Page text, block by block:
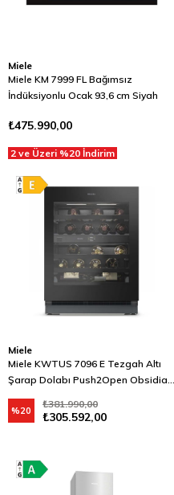
Miele
Miele KM 7999 FL Bağımsız
İndüksiyonlu Ocak 93,6 cm Siyah
₺475.990,00
2 ve Üzeri %20 İndirim
Miele
Miele KWTUS 7096 E Tezgah Altı
Şarap Dolabı Push2Open Obsidian
Siyahı
₺305.592,00
₺381.990,00
%20